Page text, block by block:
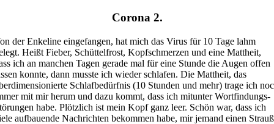
Corona 2.
der Enkeline eingefangen, hat mich das Virus für 10 Tage lahm
Heißt Fieber, Schüttelfrost, Kopfschmerzen und eine Mattheit,
ich an manchen Tagen gerade mal für eine Stunde die Augen offen
konnte, dann musste ich wieder schlafen. Die Mattheit, das
Schlafbedürfnis (10 Stunden und mehr) trage ich
mit mir herum und dazu kommt, dass ich mitunter Wortfindungs-
habe. Plötzlich ist mein Kopf ganz leer. Schön war, dass ich
aufbauende Nachrichten bekommen habe, mir jemand einen Strauß